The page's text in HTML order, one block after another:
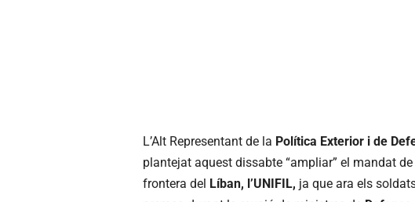
L’Alt Representant de la Política Exterior i de
plantejat aquest dissabte “ampliar” el mandat
frontera del Líban, l’UNIFIL, ja que ara els